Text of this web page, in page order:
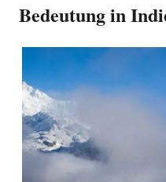
Bedeutung in